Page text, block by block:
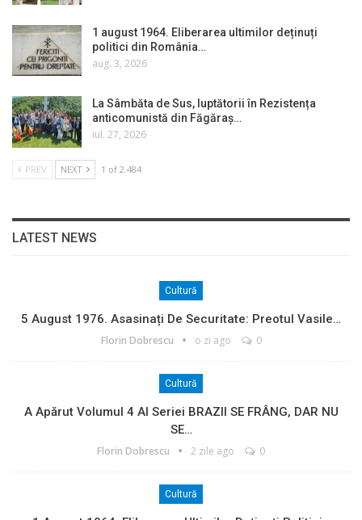
1 august 1964. Eliberarea ultimilor deținuți
politici din România…
aug. 3, 2026
La Sâmbăta de Sus, luptătorii în Rezistența
anticomunistă din Făgăraș…
iul. 27, 2026
PREV NEXT 1 of 2.484
LATEST NEWS
Cultură
5 August 1976. Asasinați De Securitate: Preotul Vasile…
Florin Dobrescu o zi ago 0
Cultură
A Apărut Volumul 4 Al Seriei BRAZII SE FRÂNG, DAR NU
SE…
Florin Dobrescu 2 zile ago 0
Cultură